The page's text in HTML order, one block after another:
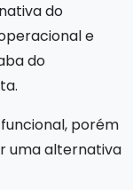
do
e
do
porém
uma alternativa